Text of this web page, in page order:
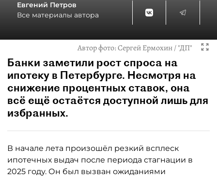
Евгений Петров
Все материалы автора
Автор фото:Сергей Ермохин / "ДП"
Банки заметили рост спроса на
ипотеку в Петербурге. Несмотря на
снижение процентных ставок, она
всё ещё остаётся доступной лишь для
избранных.
В начале лета произошёл резкий всплеск
ипотечных выдач после периода стагнации в
2025 году. Он был вызван ожиданиями